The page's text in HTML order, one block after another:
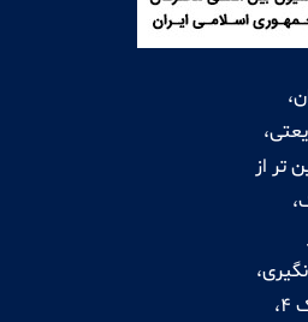
تر از
پلاک 4،